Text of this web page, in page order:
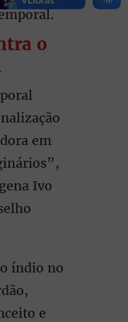
o
em
Ivo
índio no
e